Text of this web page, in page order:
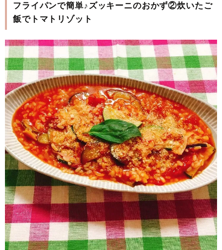
フライパンで簡単♪ズッキーニのおかず②炊いたご
飯でトマトリゾット